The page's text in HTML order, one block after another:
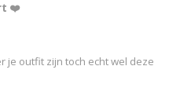
❤️
je outfit zijn toch echt wel deze